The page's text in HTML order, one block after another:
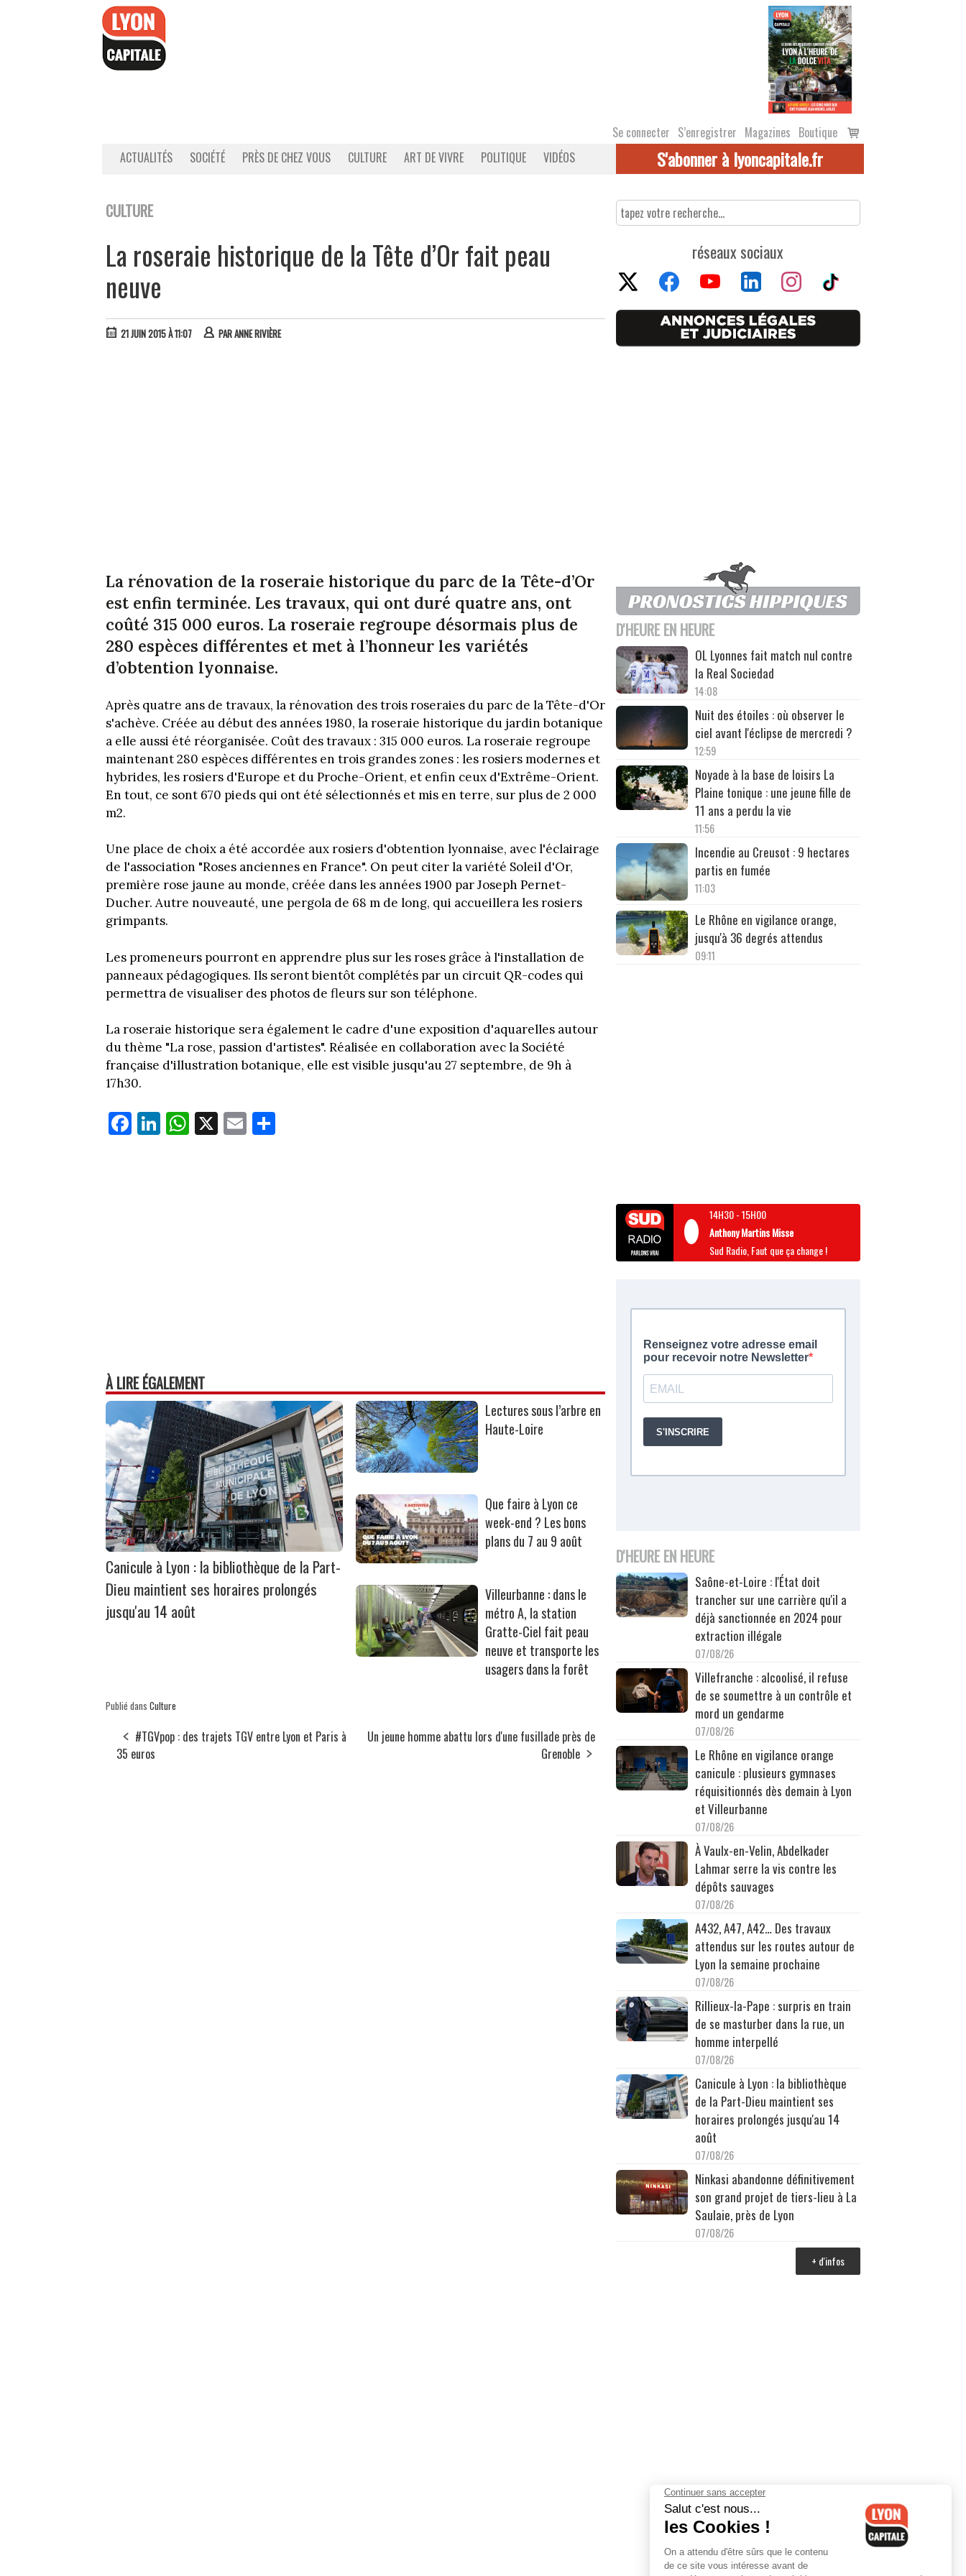
Se connecter S’enregistrer Magazines Boutique
Voir
le
ACTUALITÉS SOCIÉTÉ PRÈS DE CHEZ VOUS CULTURE ART DE VIVRE POLITIQUE VIDÉOS S'abonner à lyoncapitale.fr
CULTURE
La roseraie historique de la Tête d’Or fait peau
neuve
21 JUIN 2015 À 11:07 PARANNE RIVIÈRE
La rénovation de la roseraie historique du parc de la Tête-d’Or
est enfin terminée. Les travaux, qui ont duré quatre ans, ont
coûté 315 000 euros. La roseraie regroupe désormais plus de
280 espèces différentes et met à l’honneur les variétés
d’obtention lyonnaise.
Après quatre ans de travaux, la rénovation des trois roseraies du parc de la Tête-d'Or
s'achève. Créée au début des années 1980, la roseraie historique du jardin botanique
a elle aussi été réorganisée. Coût des travaux : 315 000 euros. La roseraie regroupe
maintenant 280 espèces différentes en trois grandes zones : les rosiers modernes et
hybrides, les rosiers d'Europe et du Proche-Orient, et enfin ceux d'Extrême-Orient.
En tout, ce sont 670 pieds qui ont été sélectionnés et mis en terre, sur plus de 2 000
m2.
Une place de choix a été accordée aux rosiers d'obtention lyonnaise, avec l'éclairage
de l'association "Roses anciennes en France". On peut citer la variété Soleil d'Or,
première rose jaune au monde, créée dans les années 1900 par Joseph Pernet-
Ducher. Autre nouveauté, une pergola de 68 m de long, qui accueillera les rosiers
grimpants.
Les promeneurs pourront en apprendre plus sur les roses grâce à l'installation de
panneaux pédagogiques. Ils seront bientôt complétés par un circuit QR-codes qui
permettra de visualiser des photos de fleurs sur son téléphone.
La roseraie historique sera également le cadre d'une exposition d'aquarelles autour
du thème "La rose, passion d'artistes". Réalisée en collaboration avec la Société
française d'illustration botanique, elle est visible jusqu'au 27 septembre, de 9h à
17h30.
Fa
ce
Li
nk
W
ha
X E
m
À LIRE ÉGALEMENT
Canicule à Lyon : la bibliothèque de la Part-
Dieu maintient ses horaires prolongés
jusqu'au 14 août
Lectures sous l’arbre en
Haute-Loire
Que faire à Lyon ce
week-end ? Les bons
plans du 7 au 9 août
Villeurbanne : dans le
métro A, la station
Gratte-Ciel fait peau
neuve et transporte les
usagers dans la forêt
Publié dans Culture
#TGVpop : des trajets TGV entre Lyon et Paris à
35 euros
Un jeune homme abattu lors d'une fusillade près de
Grenoble
réseaux sociaux
D'HEURE EN HEURE
OL Lyonnes fait match nul contre
la Real Sociedad
14:08
Nuit des étoiles : où observer le
ciel avant l'éclipse de mercredi ?
12:59
Noyade à la base de loisirs La
Plaine tonique : une jeune fille de
11 ans a perdu la vie
11:56
Incendie au Creusot : 9 hectares
partis en fumée
11:03
Le Rhône en vigilance orange,
jusqu'à 36 degrés attendus
09:11
14H30-15H00
Anthony Martins Misse
Sud Radio, Faut que ça change !
D'HEURE EN HEURE
Saône-et-Loire : l'État doit
trancher sur une carrière qu'il a
déjà sanctionnée en 2024 pour
extraction illégale
07/08/26
Villefranche : alcoolisé, il refuse
de se soumettre à un contrôle et
mord un gendarme
07/08/26
Le Rhône en vigilance orange
canicule : plusieurs gymnases
réquisitionnés dès demain à Lyon
et Villeurbanne
07/08/26
À Vaulx-en-Velin, Abdelkader
Lahmar serre la vis contre les
dépôts sauvages
07/08/26
A432, A47, A42… Des travaux
attendus sur les routes autour de
Lyon la semaine prochaine
07/08/26
Rillieux-la-Pape : surpris en train
de se masturber dans la rue, un
homme interpellé
07/08/26
Canicule à Lyon : la bibliothèque
de la Part-Dieu maintient ses
horaires prolongés jusqu'au 14
août
07/08/26
Ninkasi abandonne définitivement
son grand projet de tiers-lieu à La
Saulaie, près de Lyon
07/08/26
+ d'infos